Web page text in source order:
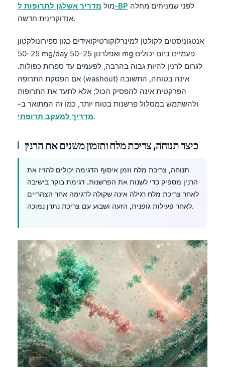
מולמדריך אשלגן לתרופות ל-BP
אנדוקרינית חדשה.
אנטגוניסטים לקולטן למינרלוקורטיקואידים כגון ספירונולקטון
25–50 mg/day ואפלרנון 25–50 mg פעמיים ביום יכולים
לגרום לרנין להיות גבוה בהרבה, לפעמים עד ספרות כפולות.
אם הפסקת התרופה (washout) אינה בטוחה, התשובה
הפרקטית אינה להפסיק הכול; אלא לתעד את התרופות
ולהשתמש במסלול פרשנות בטוח יותר, כמו זה המתואר ב-
מדריך למעקב תרופתי.
כיצד תנוחה, צריכת מלח ותזמון משנים את הרנין
תנוחה, צריכת מלח וזמן איסוף הדגימה יכולים להזיז את
הרנין מספיק כדי לשנות את הפרשנות. דגימת בוקר בישיבה
לאחר צריכת מלח רגילה אינה שקולה לדגימה אחר הצהריים
לאחר פעילות גופנית, הזעה ושבוע עם צריכת נתרן נמוכה.